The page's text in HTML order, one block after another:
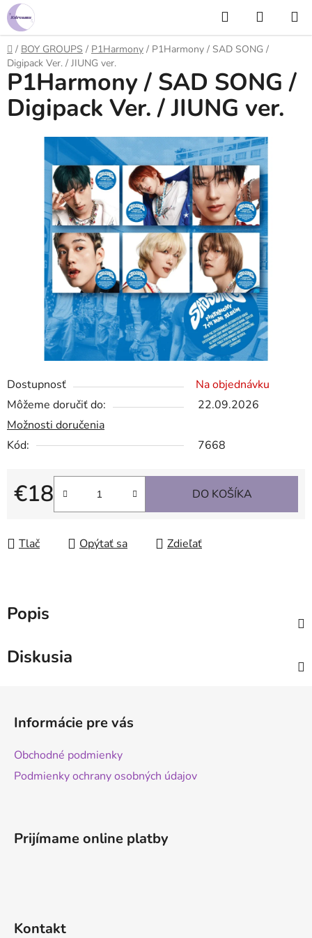
Prejsť
na
obsah
Hľadať
KOŠÍK
Domov
/ BOY GROUPS / P1Harmony / P1Harmony / SAD SONG /
Digipack Ver. / JIUNG ver.
Dostupnosť
Na objednávku
Môžeme doručiť do:
22.09.2026
Možnosti doručenia
Kód:
7668
€18
Jednotková cena:
DO KOŠÍKA
Tlač Opýtať sa Zdieľať
P1Harmony / SAD SONG /
Digipack Ver. / JIUNG ver.
Popis
Diskusia
Informácie pre vás
Obchodné podmienky
Podmienky ochrany osobných údajov
Prijímame online platby
Kontakt